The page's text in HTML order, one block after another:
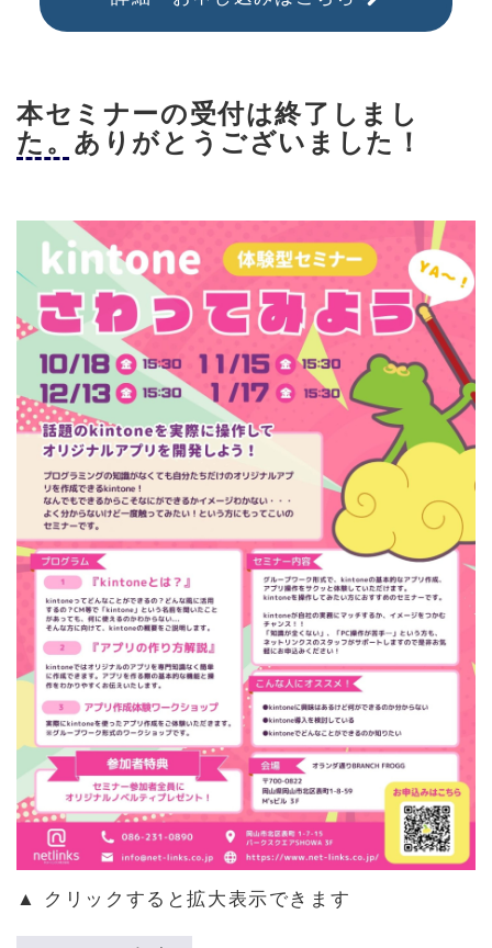
本セミナーの受付は終了しまし
た。ありがとうございました！
▲ クリックすると拡大表示できます